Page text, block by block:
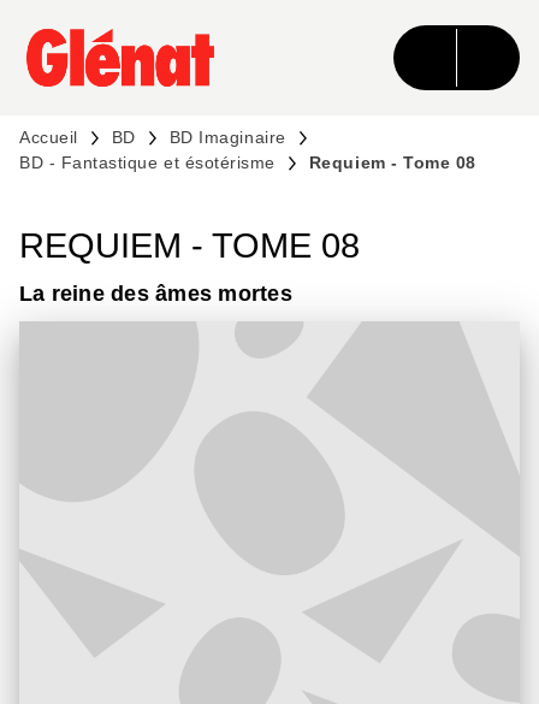
MENU RECHERCHE CONTENU
PIED DE PAGE
Accueil BD
BD Imaginaire
BD - Fantastique et ésotérisme
Requiem - Tome 08
REQUIEM - TOME 08
La reine des âmes mortes